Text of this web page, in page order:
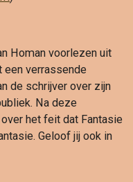
Homan voorlezen uit
een verrassende
de schrijver over zijn
Na deze
het feit dat Fantasie
Geloof jij ook in